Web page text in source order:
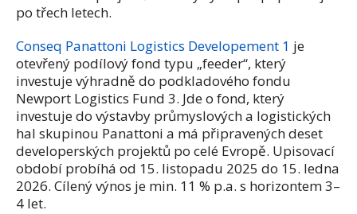
po třech letech.
Conseq Panattoni Logistics Developement 1 je
otevřený podílový fond typu „feeder“, který
investuje výhradně do podkladového fondu
Newport Logistics Fund 3. Jde o fond, který
investuje do výstavby průmyslových a logistických
hal skupinou Panattoni a má připravených deset
developerských projektů po celé Evropě. Upisovací
období probíhá od 15. listopadu 2025 do 15. ledna
2026. Cílený výnos je min. 11 % p.a. s horizontem 3–
4 let.